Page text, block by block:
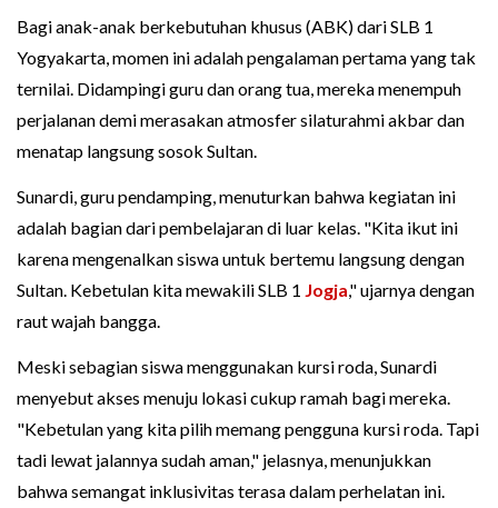
Bagi anak-anak berkebutuhan khusus (ABK) dari SLB 1
Yogyakarta, momen ini adalah pengalaman pertama yang tak
ternilai. Didampingi guru dan orang tua, mereka menempuh
perjalanan demi merasakan atmosfer silaturahmi akbar dan
menatap langsung sosok Sultan.
Sunardi, guru pendamping, menuturkan bahwa kegiatan ini
adalah bagian dari pembelajaran di luar kelas. "Kita ikut ini
karena mengenalkan siswa untuk bertemu langsung dengan
Sultan. Kebetulan kita mewakili SLB 1 Jogja," ujarnya dengan
raut wajah bangga.
Meski sebagian siswa menggunakan kursi roda, Sunardi
menyebut akses menuju lokasi cukup ramah bagi mereka.
"Kebetulan yang kita pilih memang pengguna kursi roda. Tapi
tadi lewat jalannya sudah aman," jelasnya, menunjukkan
bahwa semangat inklusivitas terasa dalam perhelatan ini.